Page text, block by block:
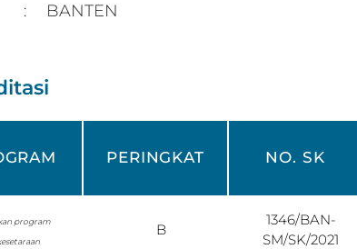
: BANTEN
PERINGKAT NO. SK
program
B
1346/BAN-
SM/SK/2021